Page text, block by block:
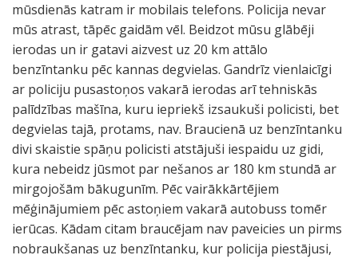
mūsdienās katram ir mobilais telefons. Policija nevar
mūs atrast, tāpēc gaidām vēl. Beidzot mūsu glābēji
ierodas un ir gatavi aizvest uz 20 km attālo
benzīntanku pēc kannas degvielas. Gandrīz vienlaicīgi
ar policiju pusastoņos vakarā ierodas arī tehniskās
palīdzības mašīna, kuru iepriekš izsaukuši policisti, bet
degvielas tajā, protams, nav. Braucienā uz benzīntanku
divi skaistie spāņu policisti atstājuši iespaidu uz gidi,
kura nebeidz jūsmot par nešanos ar 180 km stundā ar
mirgojošām bākugunīm. Pēc vairākkārtējiem
mēģinājumiem pēc astoņiem vakarā autobuss tomēr
ierūcas. Kādam citam braucējam nav paveicies un pirms
nobraukšanas uz benzīntanku, kur policija piestājusi,